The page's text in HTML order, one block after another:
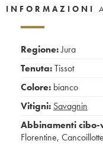
INFORMAZIONI
Regione:Jura
Tenuta:Tissot
Colore: bianco
Vitigni: Savagnin
Abbinamenti cibo-
Florentine, Cancoillotte